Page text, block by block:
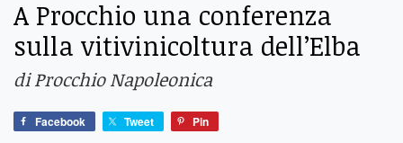
A Procchio una conferenza
sulla vitivinicoltura dell’Elba
di Procchio Napoleonica
Facebook Tweet Pin